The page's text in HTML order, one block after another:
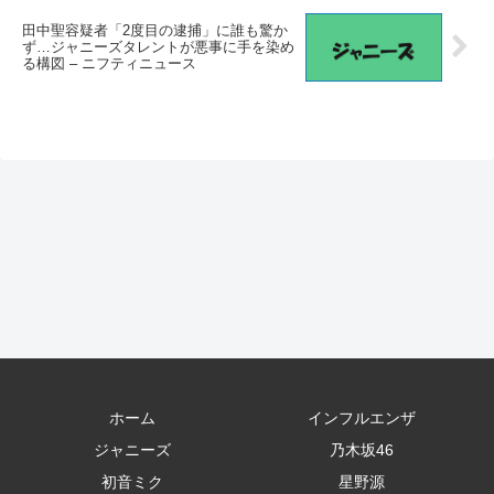
田中聖容疑者「2度目の逮捕」に誰も驚か
ず…ジャニーズタレントが悪事に手を染め
る構図 – ニフティニュース
ホーム
インフルエンザ
ジャニーズ
乃木坂46
初音ミク
星野源